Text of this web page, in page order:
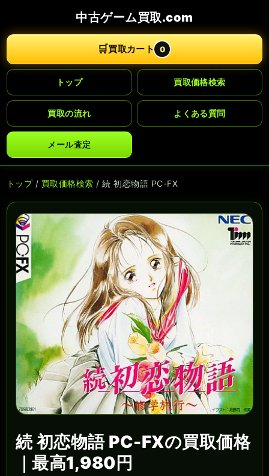
中古ゲーム買取.com
🛒買取カート 0
トップ 買取価格検索
買取の流れ よくある質問
メール査定
トップ/ 買取価格検索 / 続 初恋物語 PC-FX
続 初恋物語 PC-FXの買取価格
｜最高1,980円